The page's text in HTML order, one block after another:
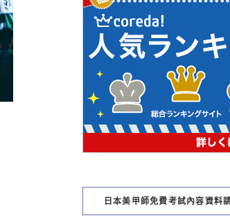
日本美甲師免費考試內容資料